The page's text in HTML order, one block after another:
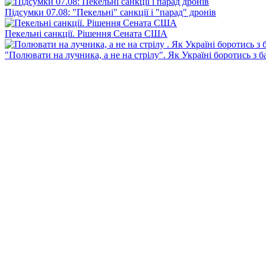
Підсумки 07.08: "Пекельні" санкції і "парад" дронів
Пекельні санкції. Рішення Сената США
"Полювати на лучника, а не на стрілу". Як Україні боротись з